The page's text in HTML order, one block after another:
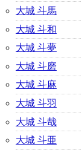
大城 斗馬
大城 斗和
大城 斗夢
大城 斗磨
大城 斗麻
大城 斗羽
大城 斗哉
大城 斗亜